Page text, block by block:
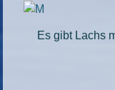
Es gibt Lachs